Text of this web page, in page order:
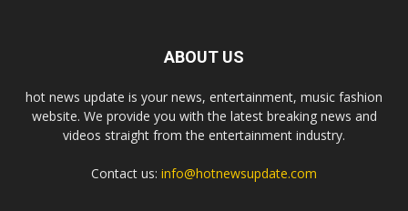
ABOUT US
hot news update is your news, entertainment, music fashion
website. We provide you with the latest breaking news and
videos straight from the entertainment industry.
Contact us: info@hotnewsupdate.com